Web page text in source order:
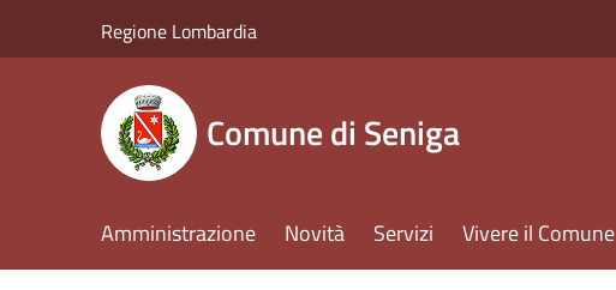
Regione Lombardia
Comune di Seniga
Amministrazione Novità Servizi Vivere il Comune